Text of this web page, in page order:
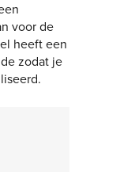
voor de
heeft een
zodat je